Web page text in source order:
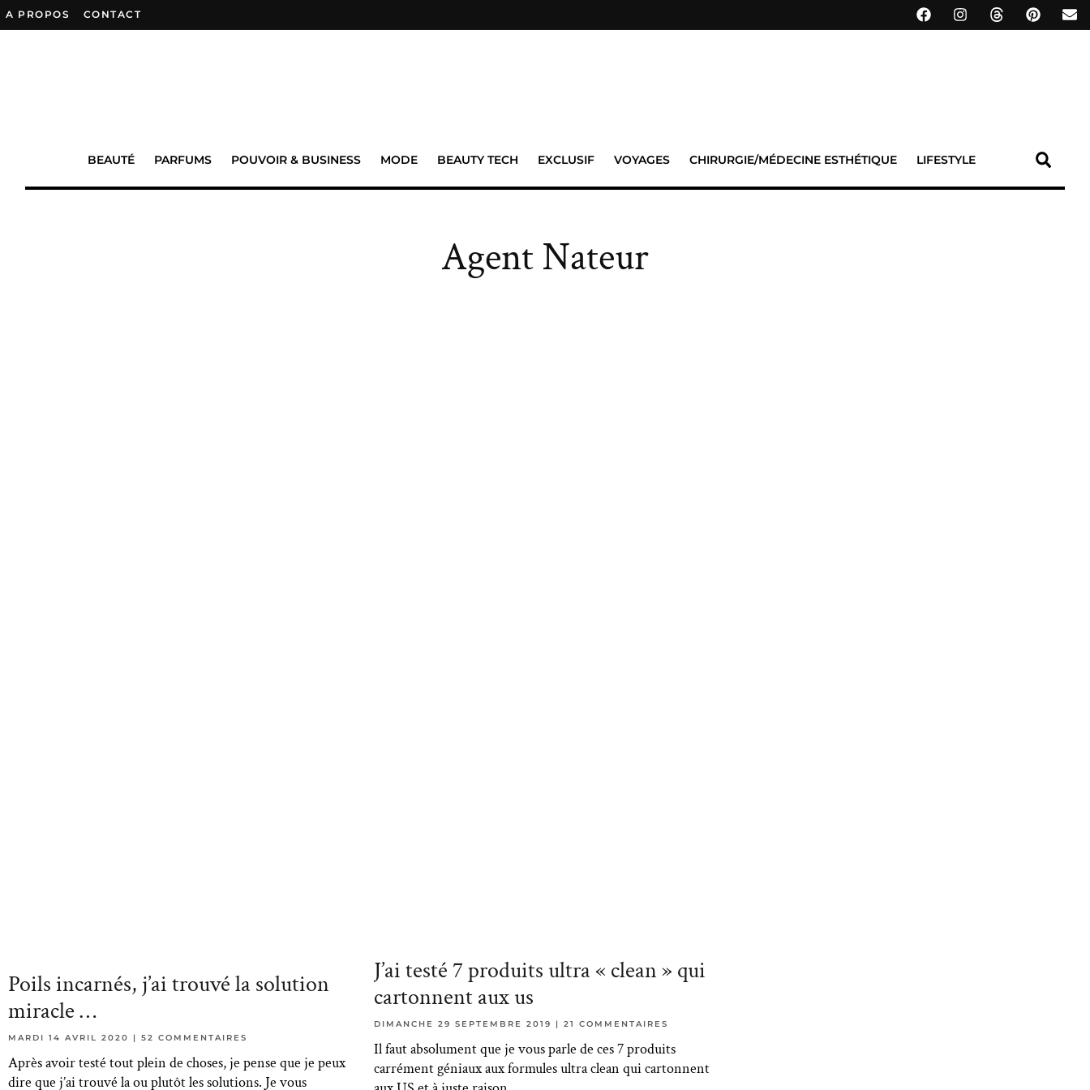
A PROPOS CONTACT
BEAUTÉ PARFUMS POUVOIR & BUSINESS MODE BEAUTY TECH EXCLUSIF VOYAGES CHIRURGIE/MÉDECINE ESTHÉTIQUE LIFESTYLE
Agent Nateur
Poils incarnés, j’ai trouvé la solution
miracle …
MARDI 14 AVRIL 2020 52 COMMENTAIRES
Après avoir testé tout plein de choses, je pense que je peux
dire que j’ai trouvé la ou plutôt les solutions. Je vous
J’ai testé 7 produits ultra « clean » qui
cartonnent aux us
DIMANCHE 29 SEPTEMBRE 2019 21 COMMENTAIRES
Il faut absolument que je vous parle de ces 7 produits
carrément géniaux aux formules ultra clean qui cartonnent